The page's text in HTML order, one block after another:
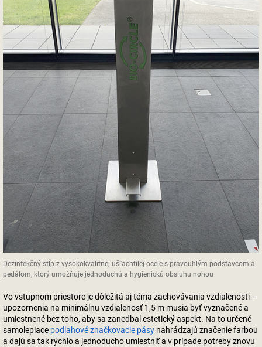
Dezinfekčný stĺp z vysokokvalitnej ušľachtilej ocele s pravouhlým podstavcom a
pedálom, ktorý umožňuje jednoduchú a hygienickú obsluhu nohou
Vo vstupnom priestore je dôležitá aj téma zachovávania vzdialenosti –
upozornenia na minimálnu vzdialenosť 1,5 m musia byť vyznačené a
umiestnené bez toho, aby sa zanedbal estetický aspekt. Na to určené
samolepiace podlahové značkovacie pásy nahrádzajú značenie farbou
a dajú sa tak rýchlo a jednoducho umiestniť a v prípade potreby znovu